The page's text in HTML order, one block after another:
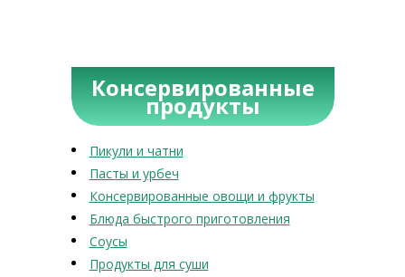
Консервированные
продукты
Пикули и чатни
Пасты и урбеч
Консервированные овощи и фрукты
Блюда быстрого приготовления
Соусы
Продукты для суши